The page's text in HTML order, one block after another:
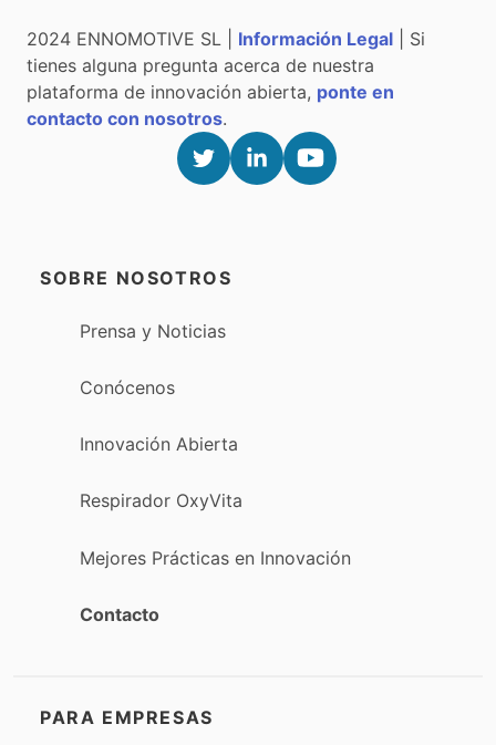
2024 ENNOMOTIVE SL | Información Legal | Si
tienes alguna pregunta acerca de nuestra
plataforma de innovación abierta, ponte en
contacto con nosotros.
SOBRE NOSOTROS
Prensa y Noticias
Conócenos
Innovación Abierta
Respirador OxyVita
Mejores Prácticas en Innovación
Contacto
PARA EMPRESAS